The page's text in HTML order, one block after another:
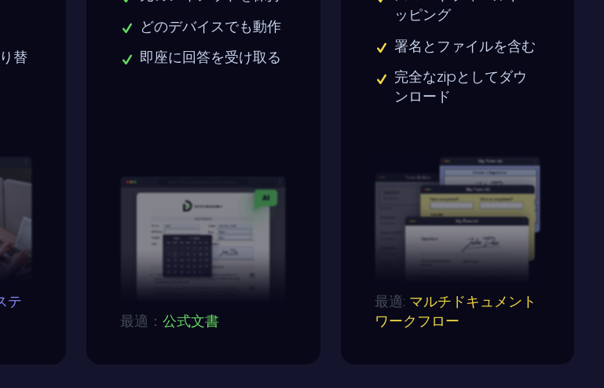
替
テ
どのデバイスでも動作
即座に回答を受け取る
最適：公式文書
ッピング
署名とファイルを含む
完全なzipとしてダウ
ンロード
最適: マルチドキュメント
ワークフロー